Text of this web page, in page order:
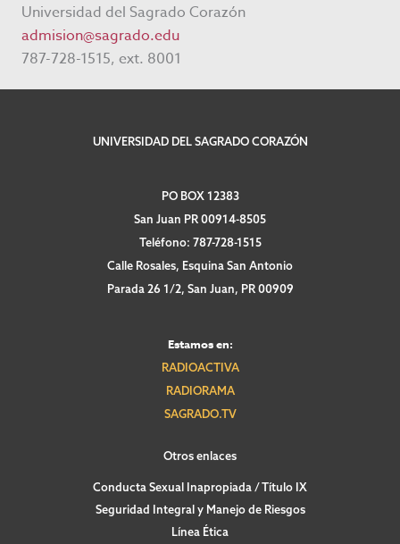
Universidad del Sagrado Corazón
admision@sagrado.edu
787-728-1515, ext. 8001
UNIVERSIDAD DEL SAGRADO CORAZÓN
PO BOX 12383
San Juan PR 00914-8505
Teléfono: 787-728-1515
Calle Rosales, Esquina San Antonio
Parada 26 1/2, San Juan, PR 00909
Estamos en:
RADIOACTIVA
RADIORAMA
SAGRADO.TV
Otros enlaces
Conducta Sexual Inapropiada / Título IX
Seguridad Integral y Manejo de Riesgos
Línea Ética